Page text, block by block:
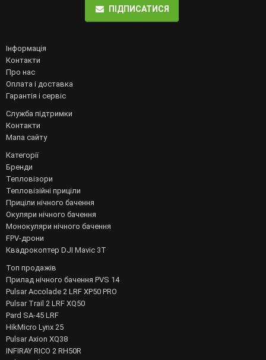
ПІДПИСАТИСЯ
Інформація
Контакти
Про нас
Оплата і доставка
Гарантія і сервіс
Служба підтримки
Контакти
Мапа сайту
Категорії
Бренди
Тепловізори
Тепловізійні приціли
Приціли нічного бачення
Окуляри нічного бачення
Монокуляри нічного бачення
FPV-дрони
Квадрокоптер DJI Mavic 3T
Топ продажів
Прилад нічного бачення PVS 14
Pulsar Accolade 2 LRF XP50 PRO
Pulsar Trail 2 LRF XQ50
Pard SA-45 LRF
HikMicro Lynx 25
Pulsar Axion XQ38
INFIRAY RICO 2 RH50R